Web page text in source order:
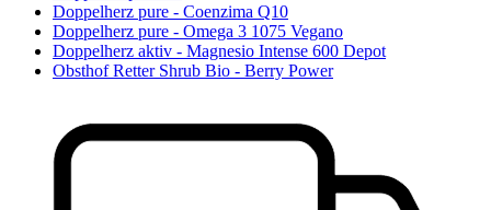
Doppelherz pure - Coenzima Q10
Doppelherz pure - Omega 3 1075 Vegano
Doppelherz aktiv - Magnesio Intense 600 Depot
Obsthof Retter Shrub Bio - Berry Power